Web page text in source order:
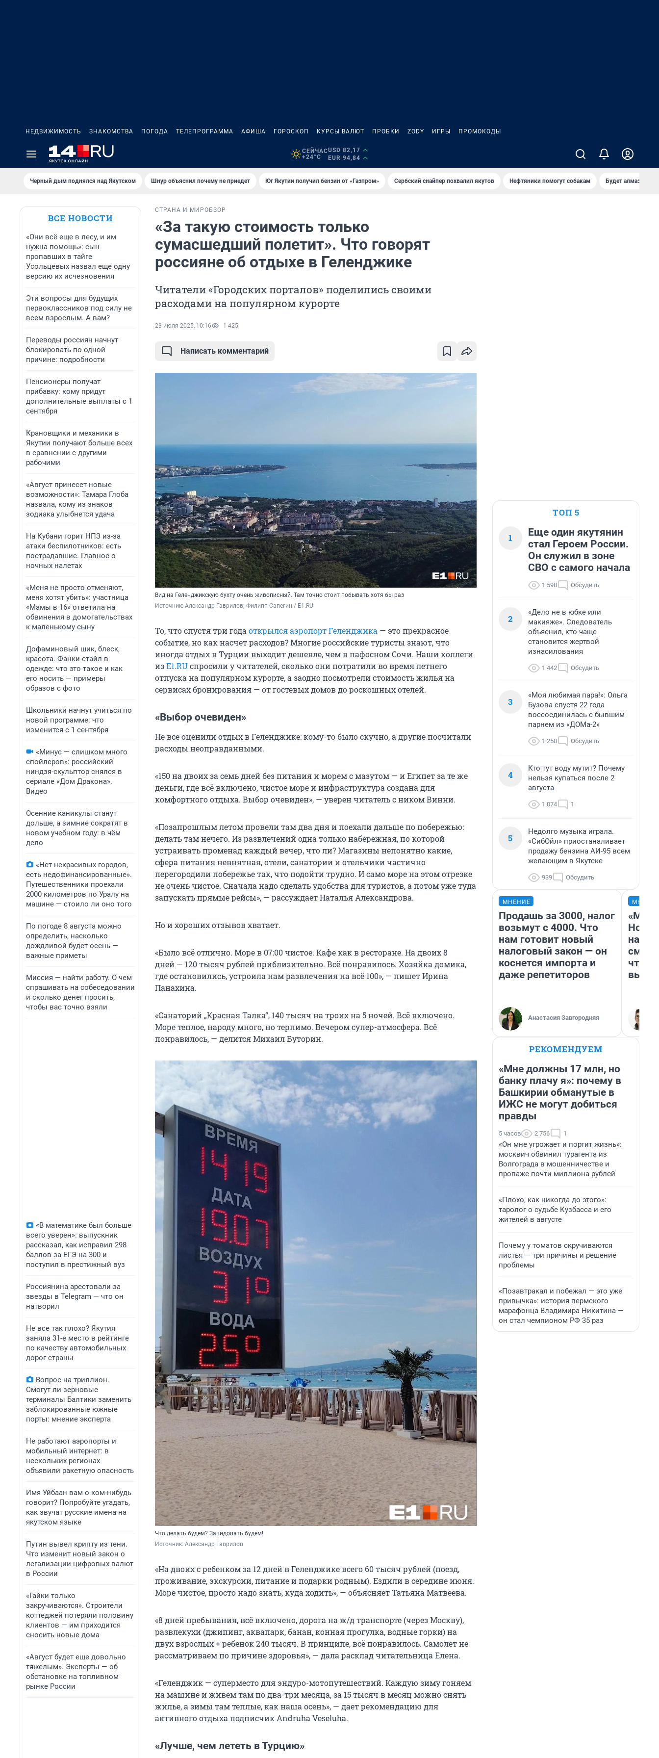
НЕДВИЖИМОСТЬ ЗНАКОМСТВА ПОГОДА ТЕЛЕПРОГРАММА АФИША ГОРОСКОП КУРСЫ ВАЛЮТ ПРОБКИ ZODY ИГРЫ ПРОМОКОДЫ
СЕЙЧАС
+24°C
USD 82,17
EUR 94,84
Черный дым поднялся над Якутском Шнур объяснил почему не приедет Юг Якутии получил бензин от «Газпром» Сербский снайпер похвалил якутов Нефтяники помогут собакам Будет алмазный
ВСЕ НОВОСТИ
«Они всё еще в лесу, и им
нужна помощь»: сын
пропавших в тайге
Усольцевых назвал еще одну
версию их исчезновения
Эти вопросы для будущих
первоклассников под силу не
всем взрослым. А вам?
Переводы россиян начнут
блокировать по одной
причине: подробности
Пенсионеры получат
прибавку: кому придут
дополнительные выплаты с 1
сентября
Крановщики и механики в
Якутии получают больше всех
в сравнении с другими
рабочими
«Август принесет новые
возможности»: Тамара Глоба
назвала, кому из знаков
зодиака улыбнется удача
На Кубани горит НПЗ из-за
атаки беспилотников: есть
пострадавшие. Главное о
ночных налетах
«Меня не просто отменяют,
меня хотят убить»: участница
«Мамы в 16» ответила на
обвинения в домогательствах
к маленькому сыну
Дофаминовый шик, блеск,
красота. Фанки-стайл в
одежде: что это такое и как
его носить — примеры
образов с фото
Школьники начнут учиться по
новой программе: что
изменится с 1 сентября
«Минус — слишком много
спойлеров»: российский
ниндзя-скульптор снялся в
сериале «Дом Дракона».
Видео
Осенние каникулы станут
дольше, а зимние сократят в
новом учебном году: в чём
дело
«Нет некрасивых городов,
есть недофинансированные».
Путешественники проехали
2000 километров по Уралу на
машине — стоило ли оно того
По погоде 8 августа можно
определить, насколько
дождливой будет осень —
важные приметы
Миссия — найти работу. О чем
спрашивать на собеседовании
и сколько денег просить,
чтобы вас точно взяли
«В математике был больше
всего уверен»: выпускник
рассказал, как исправил 298
баллов за ЕГЭ на 300 и
поступил в престижный вуз
Россиянина арестовали за
звезды в Telegram — что он
натворил
Не все так плохо? Якутия
заняла 31-е место в рейтинге
по качеству автомобильных
дорог страны
Вопрос на триллион.
Смогут ли зерновые
терминалы Балтики заменить
заблокированные южные
порты: мнение эксперта
Не работают аэропорты и
мобильный интернет: в
нескольких регионах
объявили ракетную опасность
Имя Уйбаан вам о ком-нибудь
говорит? Попробуйте угадать,
как звучат русские имена на
якутском языке
Путин вывел крипту из тени.
Что изменит новый закон о
легализации цифровых валют
в России
«Гайки только
закручиваются». Строители
коттеджей потеряли половину
клиентов — им приходится
сносить новые дома
«Август будет еще довольно
тяжелым». Эксперты — об
обстановке на топливном
рынке России
СТРАНА И МИРОБЗОР
«За такую стоимость только
сумасшедший полетит». Что говорят
россияне об отдыхе в Геленджике
Читатели «Городских порталов» поделились своими
расходами на популярном курорте
23 июля 2025, 10:16 1 425
Написать комментарий
Вид на Геленджикскую бухту очень живописный. Там точно стоит побывать хотя бы раз
Источник: Александр Гаврилов; Филипп Сапегин / E1.RU
То, что спустя три года открылся аэропорт Геленджика — это прекрасное
событие, но как насчет расходов? Многие российские туристы знают, что
иногда отдых в Турции выходит дешевле, чем в пафосном Сочи. Наши коллеги
изE1.RUспросили у читателей, сколько они потратили во время летнего
отпуска на популярном курорте, а заодно посмотрели стоимость жилья на
сервисах бронирования — от гостевых домов до роскошных отелей.
«Выбор очевиден»
Не все оценили отдых в Геленджике: кому-то было скучно, а другие посчитали
расходы неоправданными.
«150 на двоих за семь дней без питания и морем с мазутом — и Египет за те же
деньги, где всё включено, чистое море и инфраструктура создана для
комфортного отдыха. Выбор очевиден», — уверен читатель с ником Винни.
«Позапрошлым летом провели там два дня и поехали дальше по побережью:
делать там нечего. Из развлечений одна только набережная, по которой
устраивать променад каждый вечер, что ли? Магазины непонятно какие,
сфера питания невнятная, отели, санатории и отельчики частично
перегородили побережье так, что подойти трудно. И само море на этом отрезке
не очень чистое. Сначала надо сделать удобства для туристов, а потом уже туда
запускать прямые рейсы», — рассуждает Наталья Александрова.
Но и хороших отзывов хватает.
«Было всё отлично. Море в 07:00 чистое. Кафе как в ресторане. На двоих 8
дней — 120 тысяч рублей приблизительно. Всё понравилось. Хозяйка домика,
где остановились, устроила нам развлечения на всё 100», — пишет Ирина
Панахина.
«Санаторий „Красная Талка“, 140 тысяч на троих на 5 ночей. Всё включено.
Море теплое, народу много, но терпимо. Вечером супер-атмосфера. Всё
понравилось, — делится Михаил Буторин.
Что делать будем? Завидовать будем!
Источник: Александр Гаврилов
«На двоих с ребенком за 12 дней в Геленджике всего 60 тысяч рублей (поезд,
проживание, экскурсии, питание и подарки родным). Ездили в середине июня.
Море чистое, просто надо знать, куда ходить», — объясняет Татьяна Матвеева.
«8 дней пребывания, всё включено, дорога на ж/д транспорте (через Москву),
развлекухи (джипинг, аквапарк, банан, конная прогулка, водные горки) на
двух взрослых + ребенок 240 тысяч. В принципе, всё понравилось. Самолет не
рассматриваем по причине здоровья», — дала расклад читательница Елена.
«Геленджик — суперместо для эндуро-мотопутешествий. Каждую зиму гоняем
на машине и живем там по два-три месяца, за 15 тысяч в месяц можно снять
жилье, а зимы там теплые, как наша осень», — дает рекомендацию для
активного отдыха подписчик Andruha Veseluha.
«Лучше, чем лететь в Турцию»
ТОП 5
1
Еще один якутянин
стал Героем России.
Он служил в зоне
СВО с самого начала
1 598 Обсудить
2
«Дело не в юбке или
макияже». Следователь
объяснил, кто чаще
становится жертвой
изнасилования
1 442 Обсудить
3
«Моя любимая пара!»: Ольга
Бузова спустя 22 года
воссоединилась с бывшим
парнем из «ДОМа-2»
1 250 Обсудить
4
Кто тут воду мутит? Почему
нельзя купаться после 2
августа
1 074 1
5
Недолго музыка играла.
«СибОйл» приостаналивает
продажу бензина АИ-95 всем
желающим в Якутске
939 Обсудить
МНЕНИЕ
Продашь за 3000, налог
возьмут с 4000. Что
нам готовит новый
налоговый закон — он
коснется импорта и
даже репетиторов
Анастасия Завгородняя
«Мы
РЕКОМЕНДУЕМ
«Мне должны 17 млн, но
банку плачу я»: почему в
Башкирии обманутые в
ИЖС не могут добиться
правды
5 часов 2 756 1
«Он мне угрожает и портит жизнь»:
москвич обвинил турагента из
Волгограда в мошенничестве и
пропаже почти миллиона рублей
«Плохо, как никогда до этого»:
таролог о судьбе Кузбасса и его
жителей в августе
Почему у томатов скручиваются
листья — три причины и решение
проблемы
«Позавтракал и побежал — это уже
привычка»: история пермского
марафонца Владимира Никитина —
он стал чемпионом РФ 35 раз